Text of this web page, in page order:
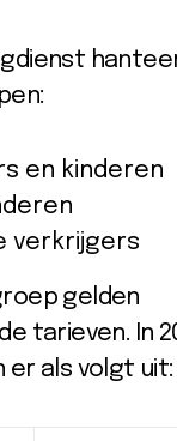
en kinderen
verkrijgers
gelden
tarieven. In
er als volgt uit: